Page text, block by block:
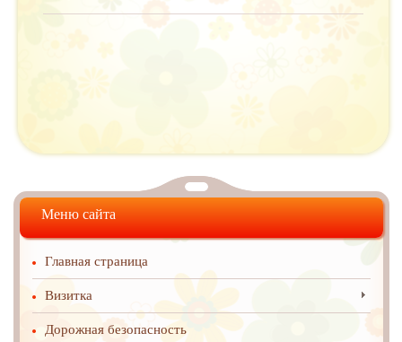
Меню сайта
Главная страница
Визитка
Дорожная безопасность